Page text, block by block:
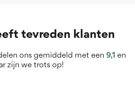
tevreden klanten
ons gemiddeld met een 9,1 en
zijn we trots op!